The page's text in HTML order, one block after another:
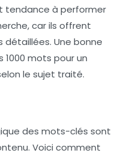
tendance à performer
car ils offrent
Une bonne
mots pour un
le sujet traité.
des mots-clés sont
Voici comment